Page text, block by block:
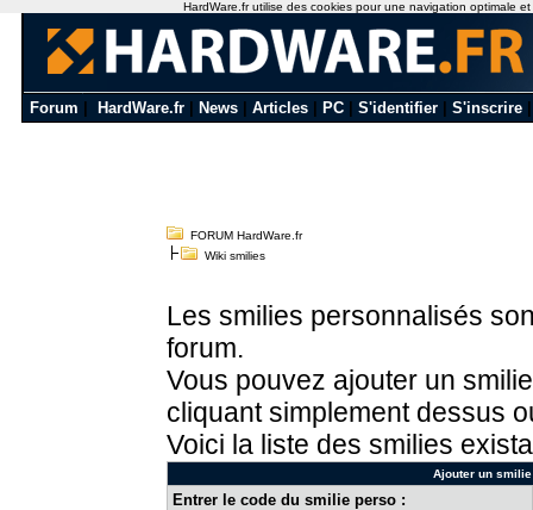
Forum HardWare.fr News Articles PC S'identifier S'inscrire
FORUM HardWare.fr
Wiki smilies
Les smilies personnalisés
forum.
Vous pouvez ajouter un
cliquant simplement dessus
Voici la liste des smilies
Ajouter un
Entrer le code du smilie perso :
HardWare.fr utilise des cookies pour une navigation optimale